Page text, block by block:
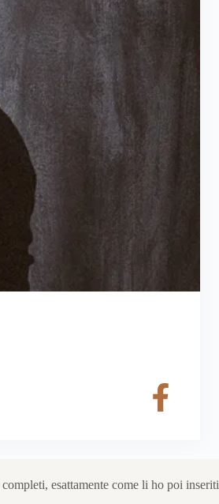
esattamente come li ho poi inseriti